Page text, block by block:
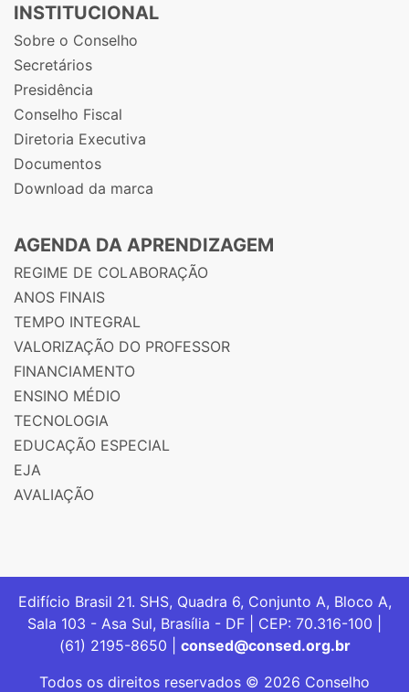
INSTITUCIONAL
Sobre o Conselho
Secretários
Presidência
Conselho Fiscal
Diretoria Executiva
Documentos
Download da marca
AGENDA DA APRENDIZAGEM
REGIME DE COLABORAÇÃO
ANOS FINAIS
TEMPO INTEGRAL
VALORIZAÇÃO DO PROFESSOR
FINANCIAMENTO
ENSINO MÉDIO
TECNOLOGIA
EDUCAÇÃO ESPECIAL
EJA
AVALIAÇÃO
Edifício Brasil 21. SHS, Quadra 6, Conjunto A, Bloco A,
Sala 103 - Asa Sul, Brasília - DF | CEP: 70.316-100 |
(61) 2195-8650 | consed@consed.org.br
Todos os direitos reservados © 2026 Conselho